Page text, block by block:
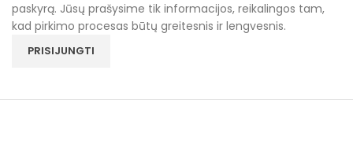
paskyrą. Jūsų prašysime tik informacijos, reikalingos tam,
kad pirkimo procesas būtų greitesnis ir lengvesnis.
PRISIJUNGTI